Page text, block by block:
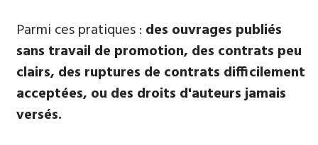
Parmi ​ces pratiques : des ouvrages publiés
sans travail de promotion, des contrats peu
clairs, des ruptures de contrats difficilement
acceptées, ou des droits d'auteurs jamais
versés.